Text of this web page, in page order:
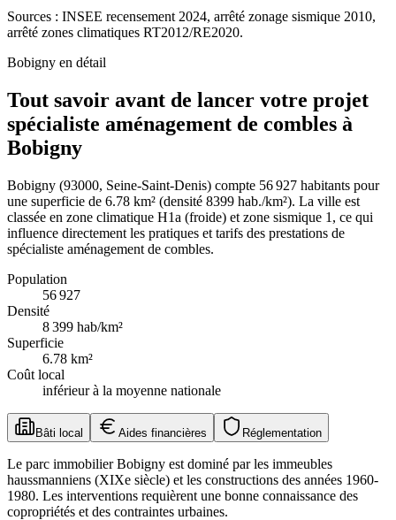
Sources : INSEE recensement 2024, arrêté zonage sismique 2010,
arrêté zones climatiques RT2012/RE2020.
Bobigny en détail
Tout savoir avant de lancer votre projet
spécialiste aménagement de combles à
Bobigny
Bobigny (93000, Seine-Saint-Denis) compte 56 927 habitants pour
une superficie de 6.78 km² (densité 8399 hab./km²). La ville est
classée en zone climatique H1a (froide) et zone sismique 1, ce qui
influence directement les pratiques et tarifs des prestations de
spécialiste aménagement de combles.
Population
56 927
Densité
8 399 hab/km²
Superficie
6.78 km²
Coût local
inférieur à la moyenne nationale
Bâti local Aides financières Réglementation
Le parc immobilier Bobigny est dominé par les immeubles
haussmanniens (XIXe siècle) et les constructions des années 1960-
1980. Les interventions requièrent une bonne connaissance des
copropriétés et des contraintes urbaines.